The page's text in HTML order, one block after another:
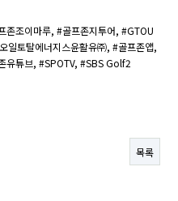
조이마루, #골프존지투어, #GTOU
일토탈에너지스윤활유㈜, #골프존앱,
유튜브, #SPOTV, #SBS Golf2
목록